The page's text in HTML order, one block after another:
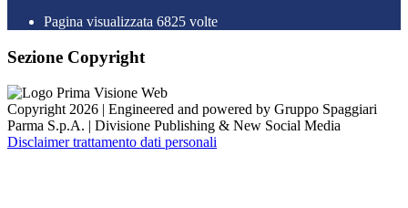
Pagina visualizzata 6825 volte
Sezione Copyright
Copyright 2026 | Engineered and powered by Gruppo Spaggiari
Parma S.p.A. | Divisione Publishing & New Social Media
Disclaimer trattamento dati personali